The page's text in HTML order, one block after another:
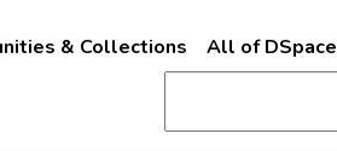
& Collections All of DSpace